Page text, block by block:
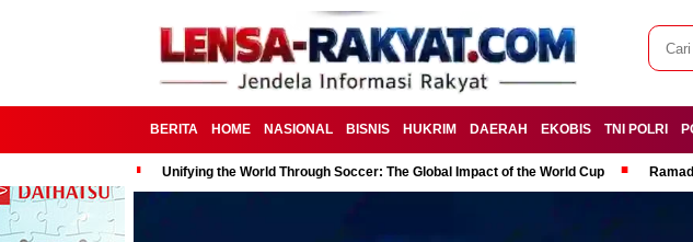
BERITA HOME NASIONAL BISNIS HUKRIM DAERAH EKOBIS TNI POLRI
Unifying the World Through Soccer: The Global Impact of the World Cup